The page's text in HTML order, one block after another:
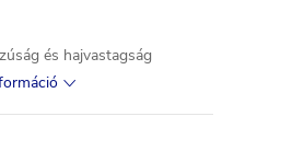
és hajvastagság